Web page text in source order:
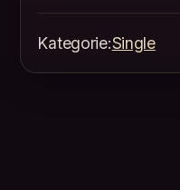
Kategorie:Single